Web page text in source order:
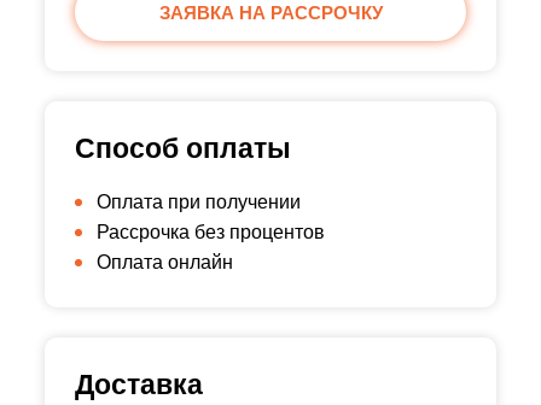
ЗАЯВКА НА РАССРОЧКУ
Способ оплаты
Оплата при получении
Рассрочка без процентов
Оплата онлайн
Доставка